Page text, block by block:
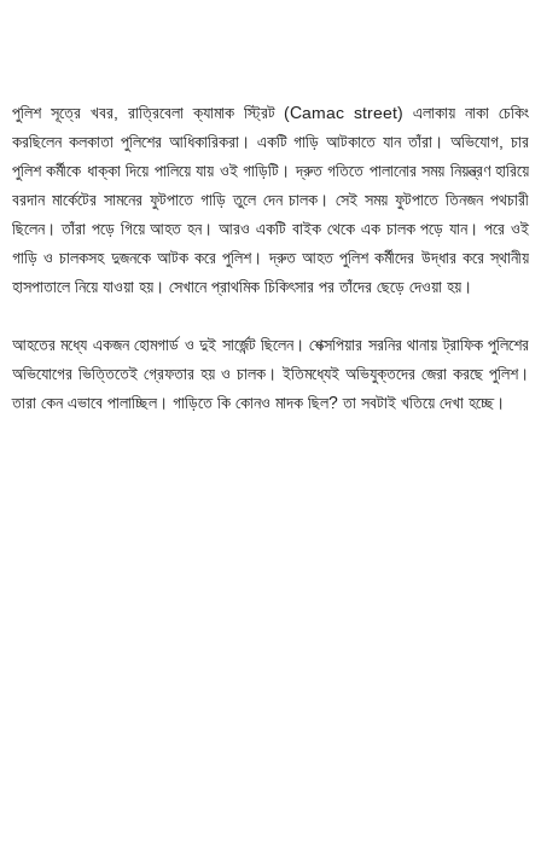
পুলিশ সূত্রে খবর, রাত্রিবেলা ক্যামাক স্ট্রিট (Camac street) এলাকায় নাকা চেকিং
করছিলেন কলকাতা পুলিশের আধিকারিকরা। একটি গাড়ি আটকাতে যান তাঁরা। অভিযোগ, চার
পুলিশ কর্মীকে ধাক্কা দিয়ে পালিয়ে যায় ওই গাড়িটি। দ্রুত গতিতে পালানোর সময় নিয়ন্ত্রণ হারিয়ে
বরদান মার্কেটের সামনের ফুটপাতে গাড়ি তুলে দেন চালক। সেই সময় ফুটপাতে তিনজন পথচারী
ছিলেন। তাঁরা পড়ে গিয়ে আহত হন। আরও একটি বাইক থেকে এক চালক পড়ে যান। পরে ওই
গাড়ি ও চালকসহ দুজনকে আটক করে পুলিশ। দ্রুত আহত পুলিশ কর্মীদের উদ্ধার করে স্থানীয়
হাসপাতালে নিয়ে যাওয়া হয়। সেখানে প্রাথমিক চিকিৎসার পর তাঁদের ছেড়ে দেওয়া হয়।
আহতের মধ্যে একজন হোমগার্ড ও দুই সার্জেন্ট ছিলেন। শেক্সপিয়ার সরনির থানায় ট্রাফিক পুলিশের
অভিযোগের ভিত্তিতেই গ্রেফতার হয় ও চালক। ইতিমধ্যেই অভিযুক্তদের জেরা করছে পুলিশ।
তারা কেন এভাবে পালাচ্ছিল। গাড়িতে কি কোনও মাদক ছিল? তা সবটাই খতিয়ে দেখা হচ্ছে।